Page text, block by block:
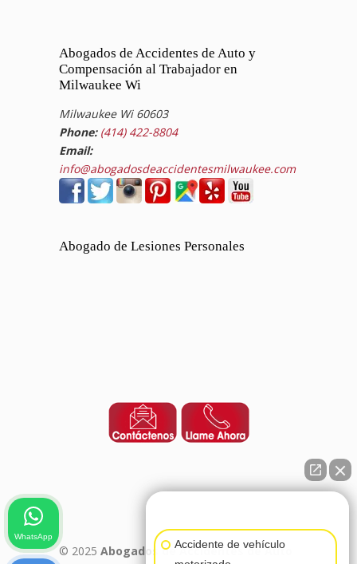
Abogados de Accidentes de Auto y
Compensación al Trabajador en
Milwaukee Wi
Milwaukee Wi 60603
Phone: (414) 422-8804
Email:
info@abogadosdeaccidentesmilwaukee.com
Abogado de Lesiones Personales
© 2025 Abogados de Accidentes de Auto
Accidente de vehículo
WhatsApp